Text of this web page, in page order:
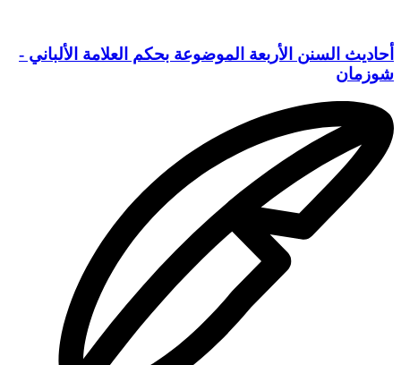
أحاديث السنن الأربعة الموضوعة بحكم العلامة الألباني -
شوزمان